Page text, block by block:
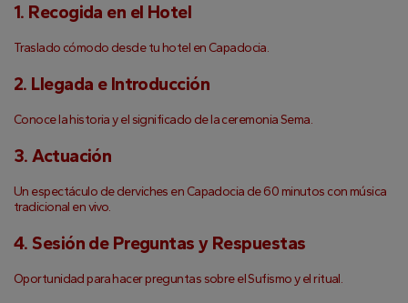
1. Recogida en el Hotel
Traslado cómodo desde tu hotel en Capadocia.
2. Llegada e Introducción
Conoce la historia y el significado de la ceremonia Sema.
3. Actuación
Un espectáculo de derviches en Capadocia de 60 minutos con música
tradicional en vivo.
4. Sesión de Preguntas y Respuestas
Oportunidad para hacer preguntas sobre el Sufismo y el ritual.